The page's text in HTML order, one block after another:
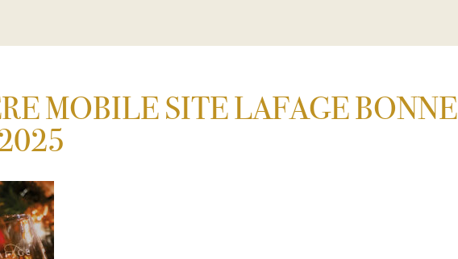
MOBILE SITE LAFAGE BONNE